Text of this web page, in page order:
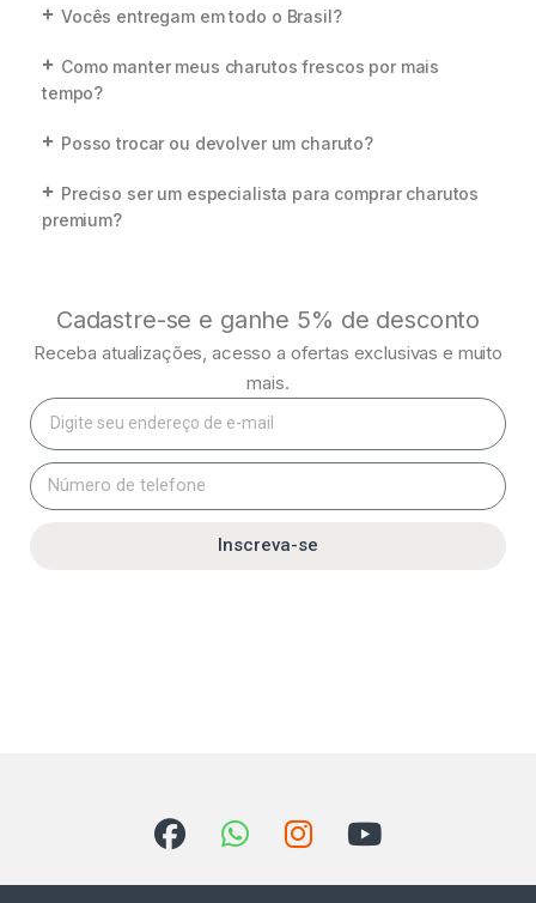
Vocês entregam em todo o Brasil?
Como manter meus charutos frescos por mais
tempo?
Posso trocar ou devolver um charuto?
Preciso ser um especialista para comprar charutos
premium?
Cadastre-se e ganhe 5% de desconto
Receba atualizações, acesso a ofertas exclusivas e muito
mais.
Inscreva-se